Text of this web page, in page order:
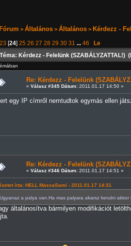
> Általános> Általános> Kérdezz -
23 [24] 25 26 27 28 29 30 31 ... 46
Le
Téma: Kérdezz - Felelünk (SZABÁLYZATTAL!)
Re: Kérdezz - Felelünk
« Válasz #345 Dátum:2011.01.17 14:50 »
egy IP címről nemtudtok egymás ellen
Re: Kérdezz - Felelünk
« Válasz #346 Dátum:2011.01.17 14:51 »
írta: HELL MassaSami - 2011.01.17 14:31
Ugyanaz a palya van.Ha mas palyara akarsz kerulni
általánosítva bármilyen modifikációt